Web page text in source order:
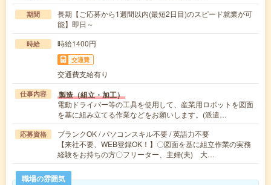
期間
長期【ご応募から1週間以内(最短2日目)のスピード就業が可
能】即日～
時給 時給1400円
交通費
交通費支給有り
仕事内容 製造（組立・加工）
電動ドライバー等の工具を使用して、産業用ロボットを図面
を基に組み立てる作業などをお願いします。(派遣…
応募資格
ブランクOK / パソコンスキル不要 / 英語力不要
【来社不要、WEB登録OK！】〇図面を基に組立作業の実務
経験をお持ちの方〇フリーター、主婦(夫) 大…
職場の雰囲気